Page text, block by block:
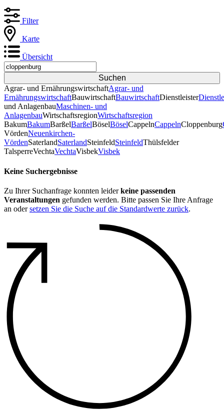
Filter
Karte
Übersicht
Agrar- und ErnährungswirtschaftAgrar- und
ErnährungswirtschaftBauwirtschaftBauwirtschaftDienstleister
und AnlagenbauMaschinen- und
AnlagenbauWirtschaftsregionWirtschaftsregion
BakumBakumBarßelBarßelBöselBöselCappelnCappelnCloppenburg
VördenNeuenkirchen-
VördenSaterlandSaterlandSteinfeldSteinfeldThülsfelder
TalsperreVechtaVechtaVisbekVisbek
Keine Suchergebnisse
Zu Ihrer Suchanfrage konnten leiderkeine passenden
Veranstaltungen gefunden werden. Bitte passen Sie Ihre Anfrage
an odersetzen Sie die Suche auf die Standardwerte zurück.